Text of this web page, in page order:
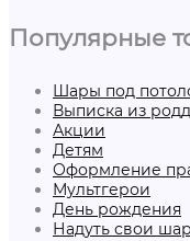
Популярные
Шары под
Выписка из
Акции
Детям
Оформление
Мультгерои
День рождения
Надуть свои